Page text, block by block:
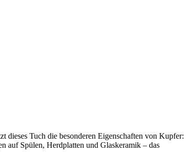
dieses Tuch die besonderen Eigenschaften von Kupfer:
auf Spülen, Herdplatten und Glaskeramik – das